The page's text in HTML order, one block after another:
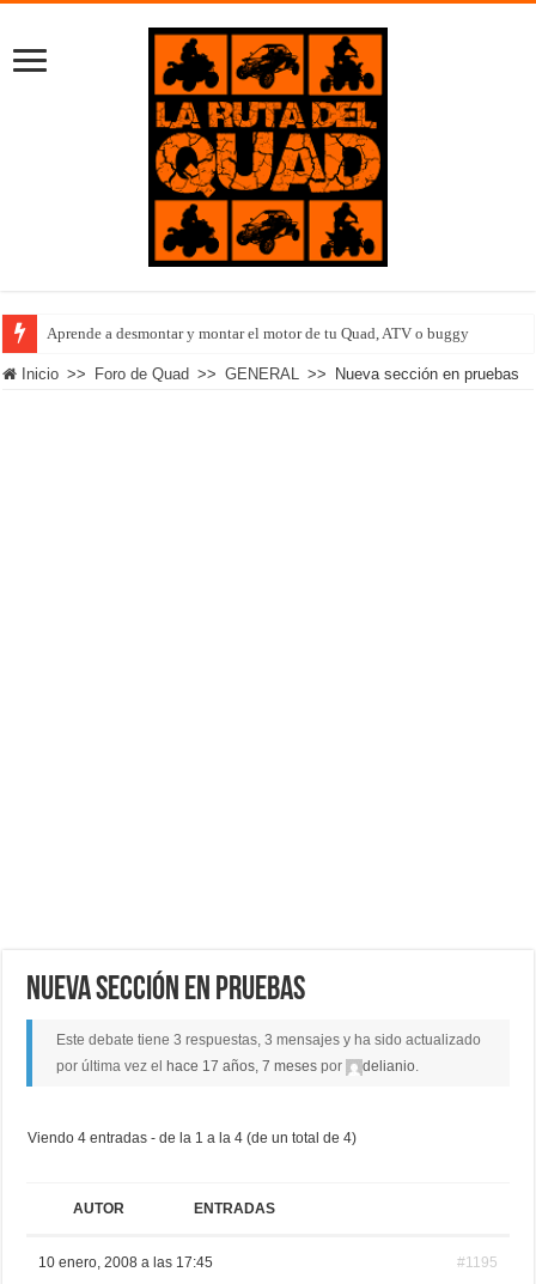
Aprende a desmontar y montar el motor de tu Quad, ATV o buggy
Inicio >> Foro de Quad >> GENERAL >> Nueva sección en pruebas
Nueva sección en pruebas
Este debate tiene 3 respuestas, 3 mensajes y ha sido actualizado
por última vez el
hace 17 años, 7 mesespor delianio.
Viendo 4 entradas - de la 1 a la 4 (de un total de 4)
AUTOR ENTRADAS
10 enero, 2008 a las 17:45 #1195